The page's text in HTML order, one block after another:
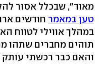
מאוד", שבכלל אסור
טען במאמר חודשים
במהלך אווילי לטווח
תוהים מחברים שתהו
והאם כבר רכשתי עותק